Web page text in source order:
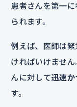
患者さんを第一
られます。
例えば、医師は
ければいけませ
んに対して迅速
す。